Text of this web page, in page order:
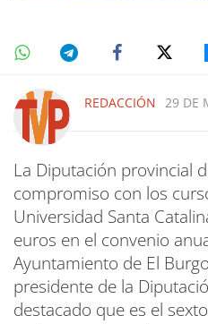
REDACCIÓN 29 DE
La Diputación provincial
compromiso con los
Universidad Santa
euros en el convenio
Ayuntamiento de El
presidente de la
destacado que es el